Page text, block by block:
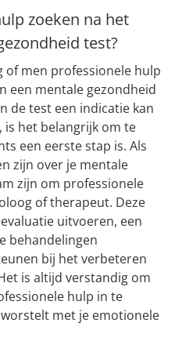
zoeken na het
test?
of men professionele hulp
een mentale gezondheid
de test een indicatie kan
is het belangrijk om te
een eerste stap is. Als
zijn over je mentale
zijn om professionele
of therapeut. Deze
uitvoeren, een
behandelingen
bij het verbeteren
is altijd verstandig om
hulp in te
met je emotionele